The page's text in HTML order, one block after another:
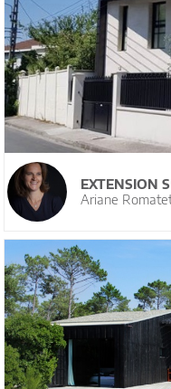
EXTENSION
Ariane